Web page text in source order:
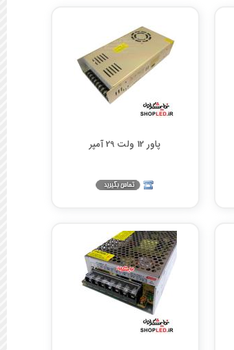
پاور 12 ولت 29 آمپر